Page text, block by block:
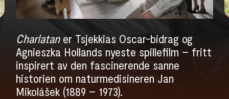
Charlataner Tsjekkias Oscar-bidrag og
Agnieszka Hollands nyeste spillefilm – fritt
inspirert av den fascinerende sanne
historien om naturmedisineren Jan
Mikolášek (1889 – 1973).